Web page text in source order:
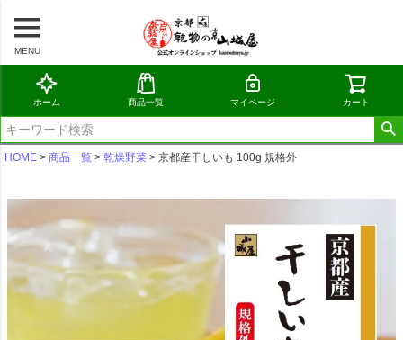
MENU
ホーム 商品一覧 マイページ カート
HOME 商品一覧 乾燥野菜 京都産干しいも 100g 規格外